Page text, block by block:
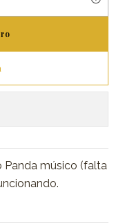
Panda músico (falta